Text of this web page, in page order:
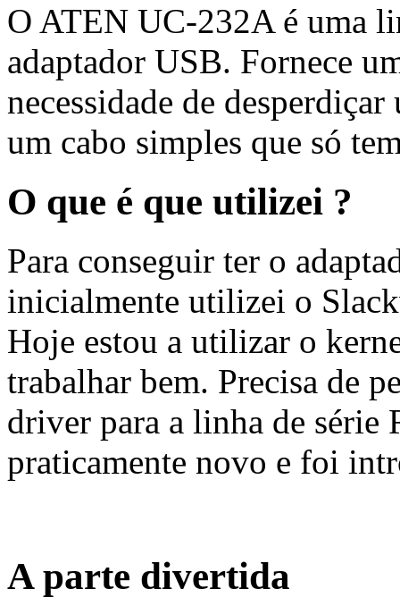
O ATEN UC-232A é uma
adaptador USB. Fornece
necessidade de
um cabo simples que só
O que é que utilizei ?
Para conseguir ter o
inicialmente utilizei o
Hoje estou a utilizar o
trabalhar bem. Precisa de
driver para a linha de série
praticamente novo e foi
A parte divertida